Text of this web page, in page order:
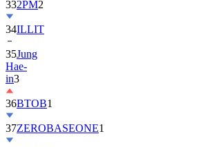
332PM2
34ILLIT
35Jung
Hae-
in3
36BTOB1
37ZEROBASEONE1